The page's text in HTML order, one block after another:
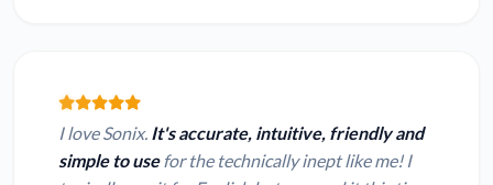
I love Sonix. It's accurate, intuitive, friendly and
simple to usefor the technically inept like me! I